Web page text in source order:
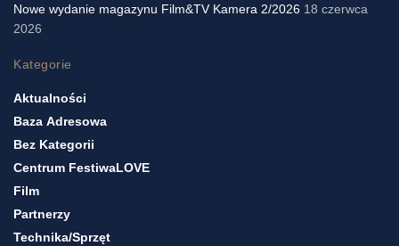
Nowe wydanie magazynu Film&TV Kamera 2/2026 18 czerwca
2026
Kategorie
Aktualności
Baza Adresowa
Bez Kategorii
Centrum FestiwaLOVE
Film
Partnerzy
Technika/sprzęt